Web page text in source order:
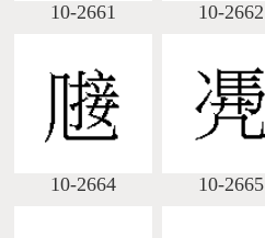
10-2661 10-2662
10-2664 10-2665